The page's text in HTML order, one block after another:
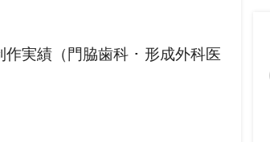
実績（門脇歯科 ･ 形成外科医